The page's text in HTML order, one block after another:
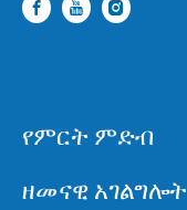
የምርት ምድብ
ዘመናዊ አገልግሎት